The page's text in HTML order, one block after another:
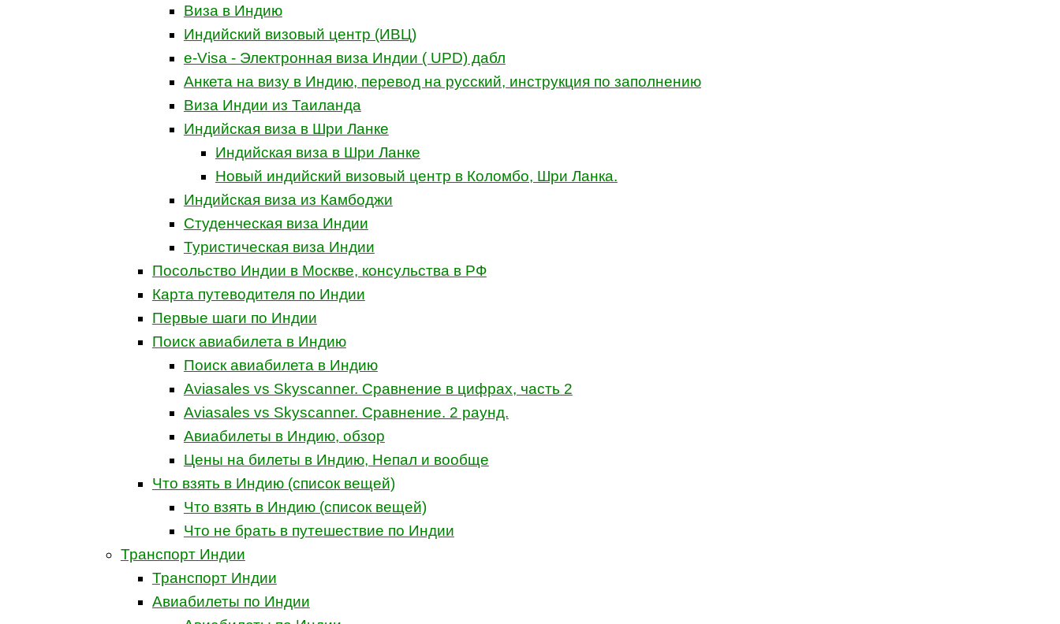
Виза в Индию
Индийский визовый центр (ИВЦ)
e-Visa - Электронная виза Индии ( UPD) дабл
Анкета на визу в Индию, перевод на русский, инструкция по заполнению
Виза Индии из Таиланда
Индийская виза в Шри Ланке
Индийская виза в Шри Ланке
Новый индийский визовый центр в Коломбо, Шри Ланка.
Индийская виза из Камбоджи
Студенческая виза Индии
Туристическая виза Индии
Посольство Индии в Москве, консульства в РФ
Карта путеводителя по Индии
Первые шаги по Индии
Поиск авиабилета в Индию
Поиск авиабилета в Индию
Aviasales vs Skyscanner. Сравнение в цифрах, часть 2
Aviasales vs Skyscanner. Сравнение. 2 раунд.
Авиабилеты в Индию, обзор
Цены на билеты в Индию, Непал и вообще
Что взять в Индию (список вещей)
Что взять в Индию (список вещей)
Что не брать в путешествие по Индии
Транспорт Индии
Транспорт Индии
Авиабилеты по Индии